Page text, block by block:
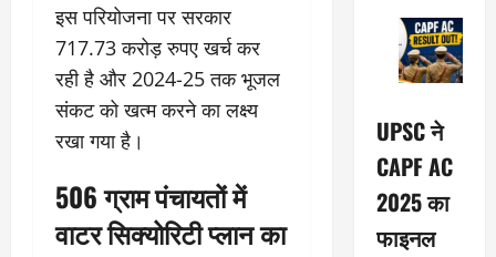
इस परियोजना पर सरकार
717.73 करोड़ रुपए खर्च कर
रही है और 2024-25 तक भूजल
संकट को खत्म करने का लक्ष्य
रखा गया है।
506 ग्राम पंचायतों में
वाटर सिक्योरिटी प्लान का
UPSC ने
CAPF AC
2025 का
फाइनल